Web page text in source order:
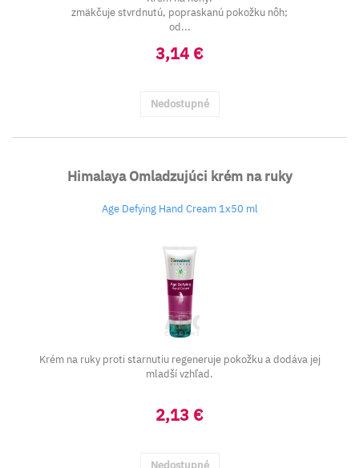
zmäkčuje stvrdnutú, popraskanú pokožku nôh;
od...
3,14 €
Nedostupné
Himalaya Omladzujúci krém na ruky
Age Defying Hand Cream 1x50 ml
Krém na ruky proti starnutiu regeneruje pokožku a dodáva jej
mladší vzhľad.
2,13 €
Nedostupné